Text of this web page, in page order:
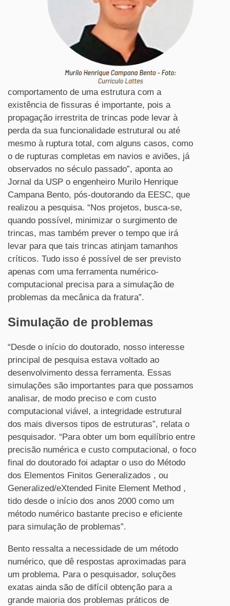
comportamento de uma estrutura com a
existência de fissuras é importante, pois a
propagação irrestrita de trincas pode levar à
perda da sua funcionalidade estrutural ou até
mesmo à ruptura total, com alguns casos, como
o de rupturas completas em navios e aviões, já
observados no século passado”, aponta ao
Jornal da USP o engenheiro Murilo Henrique
Campana Bento, pós-doutorando da EESC, que
realizou a pesquisa. “Nos projetos, busca-se,
quando possível, minimizar o surgimento de
trincas, mas também prever o tempo que irá
levar para que tais trincas atinjam tamanhos
críticos. Tudo isso é possível de ser previsto
apenas com uma ferramenta numérico-
computacional precisa para a simulação de
problemas da mecânica da fratura”.
Simulação de problemas
“Desde o início do doutorado, nosso interesse
principal de pesquisa estava voltado ao
desenvolvimento dessa ferramenta. Essas
simulações são importantes para que possamos
analisar, de modo preciso e com custo
computacional viável, a integridade estrutural
dos mais diversos tipos de estruturas”, relata o
pesquisador. “Para obter um bom equilíbrio entre
precisão numérica e custo computacional, o foco
final do doutorado foi adaptar o uso do Método
dos Elementos Finitos Generalizados , ou
Generalized/eXtended Finite Element Method ,
tido desde o início dos anos 2000 como um
método numérico bastante preciso e eficiente
para simulação de problemas”.
Bento ressalta a necessidade de um método
numérico, que dê respostas aproximadas para
um problema. Para o pesquisador, soluções
exatas ainda são de difícil obtenção para a
grande maioria dos problemas práticos de